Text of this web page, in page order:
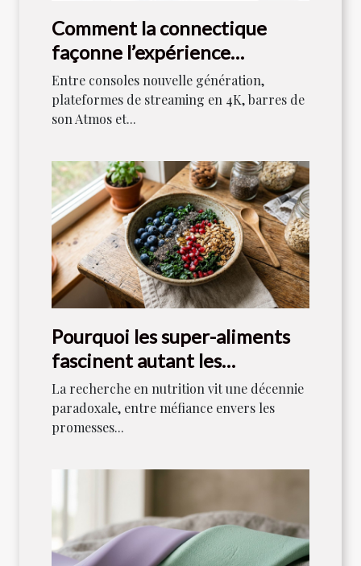
Comment la connectique
façonne l’expérience
audiovisuelle moderne
Entre consoles nouvelle génération,
plateformes de streaming en 4K, barres de
son Atmos et...
Pourquoi les super-aliments
fascinent autant les
scientifiques aujourd’hui
La recherche en nutrition vit une décennie
paradoxale, entre méfiance envers les
promesses...